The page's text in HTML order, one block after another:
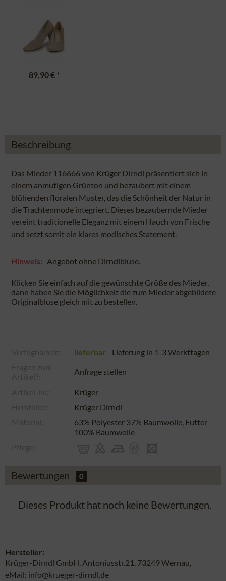
89,90 € *
Beschreibung
Das Mieder 116666 von Krüger Dirndl präsentiert sich in
einem anmutigen Grünton und bezaubert mit einem
blühenden floralen Muster, das die Schönheit der Natur in
die Trachtenmode integriert. Dieses bezaubernde Mieder
vereint traditionelle Eleganz mit einem Hauch von Frische
und setzt somit ein klares modisches Statement.
Hinweis: Angebotohne Dirndlbluse.
Klicken Sie einfach auf die gewünschte Größe des Mieder,
dann haben Sie die Möglichkeit die zum Mieder abgebildete
Originalbluse gleich mit zu bestellen.
lieferbar - Lieferung in 1-3 Werkttagen
Anfrage stellen
Krüger
Krüger Dirndl
63% Polyester 37% Baumwolle, Futter
100% Baumwolle
Bewertungen 0
Dieses Produkt hat noch keine Bewertungen.
Hersteller:
Krüger-Dirndl GmbH, Antoniusstr.21, 73249 Wernau,
eMail: info@krueger-dirndl.de